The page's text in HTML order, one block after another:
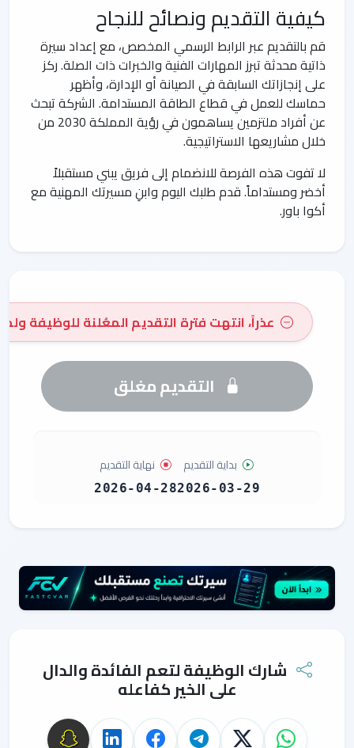
كيفية التقديم ونصائح للنجاح
قم بالتقديم عبر الرابط الرسمي المخصص، مع إعداد سيرة
ذاتية محدثة تبرز المهارات الفنية والخبرات ذات الصلة. ركز
على إنجازاتك السابقة في الصيانة أو الإدارة، وأظهر
حماسك للعمل في قطاع الطاقة المستدامة. الشركة تبحث
عن أفراد ملتزمين يساهمون في رؤية المملكة 2030 من
خلال مشاريعها الاستراتيجية.
لا تفوت هذه الفرصة للانضمام إلى فريق يبني مستقبلاً
أخضر ومستداماً. قدم طلبك اليوم وابنِ مسيرتك المهنية مع
أكوا باور.
عذراً، انتهت فترة التقديم المعُلنة للوظيفة
التقديم مغلق
بداية التقديم
2026-03-29
نهاية التقديم
2026-04-28
شارك الوظيفة لتعم الفائدة والدال
على الخير كفاعله